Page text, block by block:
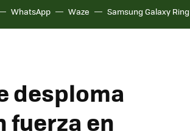
WhatsApp Waze Samsung Galaxy Ring
desploma
fuerza en